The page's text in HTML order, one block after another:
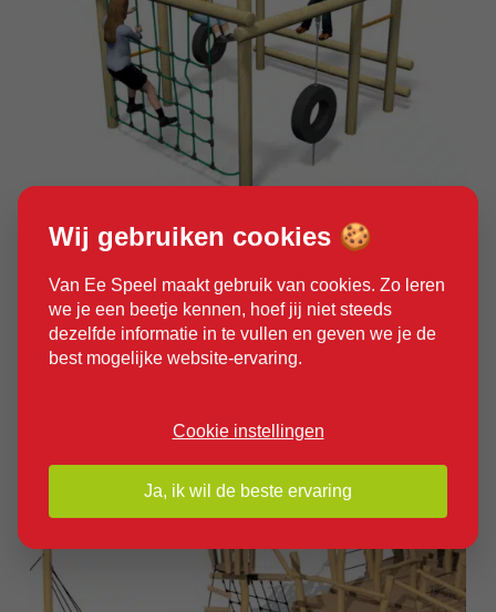
Product bekijken
Wij gebruiken cookies 🍪
Van Ee Speel maakt gebruik van cookies. Zo leren
we je een beetje kennen, hoef jij niet steeds
dezelfde informatie in te vullen en geven we je de
best mogelijke website-ervaring.
Cookie instellingen
Ja, ik wil de beste ervaring